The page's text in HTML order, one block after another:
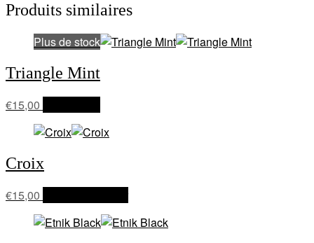
Produits similaires
Plus de stock
Triangle Mint
€15,00
Croix
€15,00